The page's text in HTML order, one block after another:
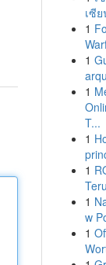
เซี
1
1
1
T...
1
1
1
w
1